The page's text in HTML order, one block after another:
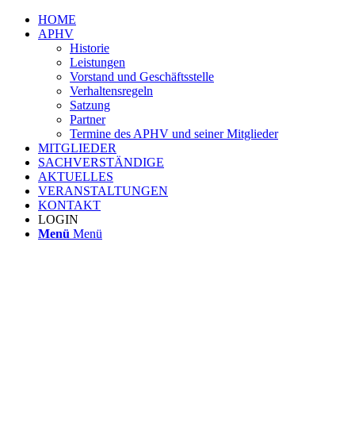
HOME
APHV
Historie
Leistungen
Vorstand und Geschäftsstelle
Verhaltensregeln
Satzung
Partner
Termine des APHV und seiner Mitglieder
MITGLIEDER
SACHVERSTÄNDIGE
AKTUELLES
VERANSTALTUNGEN
KONTAKT
LOGIN
Menü Menü